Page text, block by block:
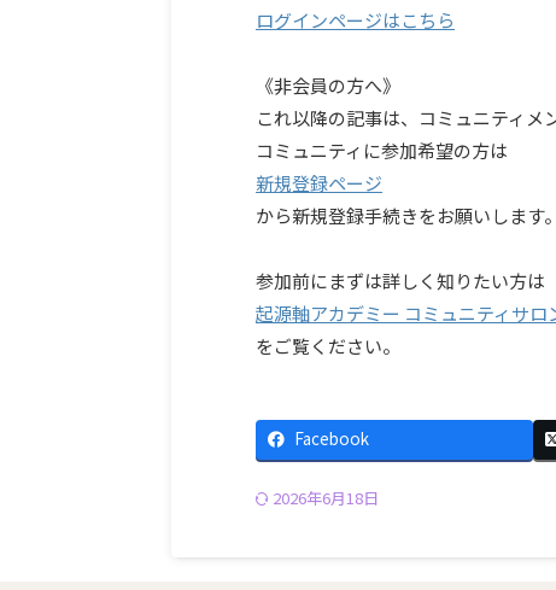
ログインページはこちら
《非会員の方へ》
これ以降の記事は、コミュニティメ
コミュニティに参加希望の方は
新規登録ページ
から新規登録手続きをお願いします。
参加前にまずは詳しく知りたい方は
起源軸アカデミー コミュニティサロ
をご覧ください。
Facebook
2026年6月18日